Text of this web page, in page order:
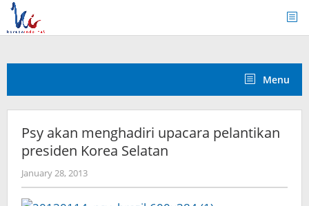
Skip
content
Menu
Psy akan menghadiri upacara pelantikan
presiden Korea Selatan
January 28, 2013by
Koreanindo